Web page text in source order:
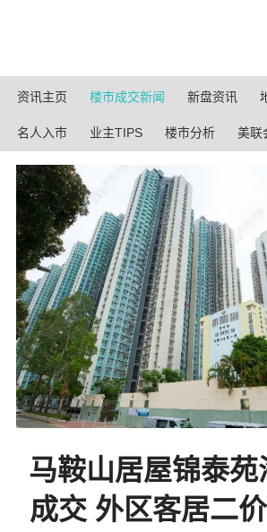
资讯主页 楼市成交新闻 新盘资讯
名人入市 业主TIPS 楼市分析 美联
马鞍山居屋锦泰苑
成交 外区客居二